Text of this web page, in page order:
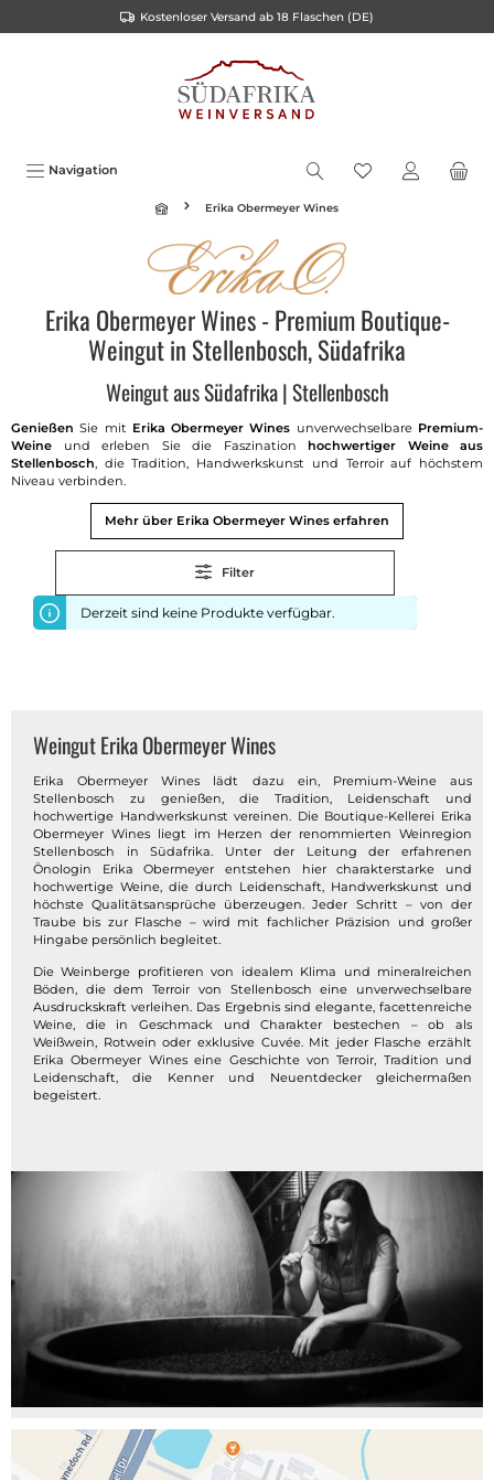
Kostenloser Versand ab 18 Flaschen (DE)
Navigation
Erika Obermeyer Wines
Erika Obermeyer Wines - Premium Boutique-
Weingut in Stellenbosch, Südafrika
Weingut aus Südafrika | Stellenbosch
Genießen Sie mit Erika Obermeyer Wines unverwechselbare Premium-
Weine und erleben Sie die Faszination hochwertiger Weine aus
Stellenbosch , die Tradition, Handwerkskunst und Terroir auf höchstem
Niveau verbinden.
Mehr über Erika Obermeyer Wines erfahren
Filter
Derzeit sind keine Produkte verfügbar.
Weingut Erika Obermeyer Wines
Erika Obermeyer Wines lädt dazu ein, Premium-Weine aus
Stellenbosch zu genießen, die Tradition, Leidenschaft und
hochwertige Handwerkskunst vereinen. Die Boutique-Kellerei Erika
Obermeyer Wines liegt im Herzen der renommierten Weinregion
Stellenbosch in Südafrika. Unter der Leitung der erfahrenen
Önologin Erika Obermeyer entstehen hier charakterstarke und
hochwertige Weine, die durch Leidenschaft, Handwerkskunst und
höchste Qualitätsansprüche überzeugen. Jeder Schritt – von der
Traube bis zur Flasche – wird mit fachlicher Präzision und großer
Hingabe persönlich begleitet.
Die Weinberge profitieren von idealem Klima und mineralreichen
Böden, die dem Terroir von Stellenbosch eine unverwechselbare
Ausdruckskraft verleihen. Das Ergebnis sind elegante, facettenreiche
Weine, die in Geschmack und Charakter bestechen – ob als
Weißwein, Rotwein oder exklusive Cuvée. Mit jeder Flasche erzählt
Erika Obermeyer Wines eine Geschichte von Terroir, Tradition und
Leidenschaft, die Kenner und Neuentdecker gleichermaßen
begeistert.